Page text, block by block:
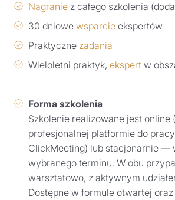
Nagranie z całego szkolenia
30 dniowe wsparcie ekspertów
Praktyczne zadania
Wieloletni praktyk, ekspert w
Forma szkolenia
Szkolenie realizowane jest online
profesjonalnej platformie do
ClickMeeting) lub stacjonarnie —
wybranego terminu. W obu
warsztatowo, z aktywnym
Dostępne w formule otwartej